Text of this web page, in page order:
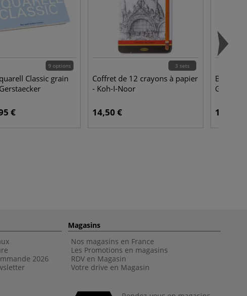
9 options
Classic grain
€
3 sets
Coffret de 12 crayons à papier
- Koh-I-Noor
14,50 €
Bloc
18,50 €
2026
Magasins
Nos magasins en France
Les Promotions en magasins
RDV en Magasin
Votre drive en Magasin